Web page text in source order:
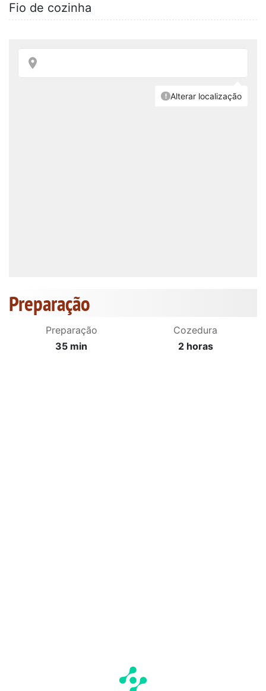
Fio de cozinha
Preparação
Preparação
35 min
Cozedura
2 horas